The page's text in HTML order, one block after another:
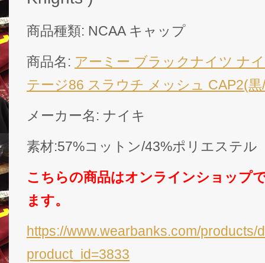
商品種類: NCAA キャップ
商品名: アーミー ブラックナイツ ナ
テージ86 スラウチ メッシュ CAP2(
メーカー名: ナイキ
素材:57%コットン/43%ポリエステ
こちらの商品はオンラインショップ
ます。
https://www.wearbanks.com/products/
product_id=3833